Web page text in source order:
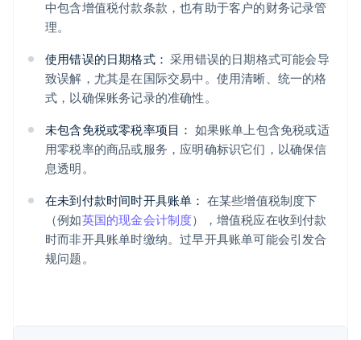
中包含增值税付款条款，也有助于客户的财务记录管
理。
使用错误的日期格式： 采用错误的日期格式可能会导
致误解，尤其是在国际交易中。使用清晰、统一的格
式，以确保账务记录的准确性。
未包含免税或零税率项目： 如果账单上包含免税或适
用零税率的商品或服务，应明确标识它们，以确保信
息透明。
在未到付款时间时开具账单： 在某些增值税制度下
（例如英国的现金会计制度），增值税应在收到付款
时而非开具账单时缴纳。过早开具账单可能会引发合
规问题。
阿联酋
English
English
爱沙尼亚
English
奥地利
澳大利亚
English
巴西
Português